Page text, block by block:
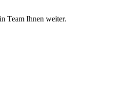
Team Ihnen weiter.